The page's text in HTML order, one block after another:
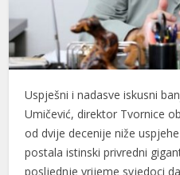
Uspješni i nadasve iskusni
Umičević, direktor Tvornice
od dvije decenije niže
postala istinski privredni
posljednje vrijeme svjedoci